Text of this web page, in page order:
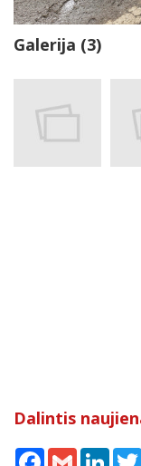
Galerija (3)
Dalintis
Facebook
Gmail